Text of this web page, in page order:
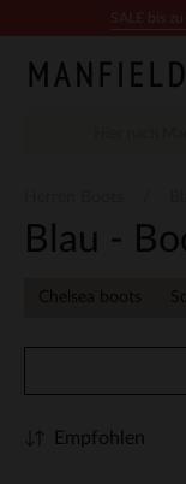
Blau -
Chelsea boots
Empfohlen